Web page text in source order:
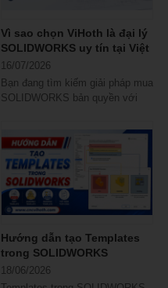
Vì sao chọn ViHoth là đại lý
SOLIDWORKS uy tín tại Việt
Nam?
16/07/2026
Bạn đang tìm kiếm giải pháp mua
SOLIDWORKS bản quyền với
Hướng dẫn tạo Templates
trong SOLIDWORKS
18/06/2026